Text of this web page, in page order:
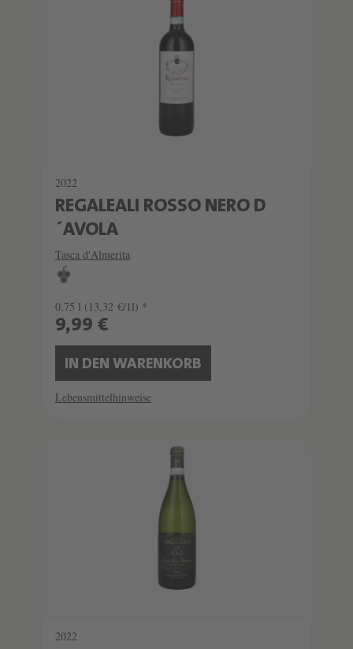
2022
REGALEALI ROSSO NERO D
´AVOLA
Tasca d'Almerita
0.75 l (13,32 €/1l) *
9,99 €
IN DEN WARENKORB
Lebensmittelhinweise
2022